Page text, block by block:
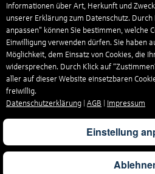
Informationen über Art, Herkunft und
unserer Erklärung zum Datenschutz.
anpassen" können Sie bestimmen, welche
Einwilligung verwenden dürfen. Sie haben
Möglichkeit, dem Einsatz von Cookies, die
widersprechen. Durch Klick auf
aller auf dieser Website einsetzbaren
freiwillig.
Datenschutzerklärung
AGB Impressum
Einstellung